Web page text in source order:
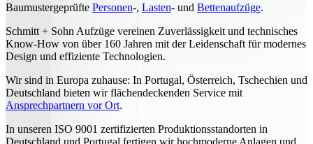
Baumustergeprüfte Personen-, Lasten- und Bettenaufzüge.
Schmitt + Sohn Aufzüge vereinen Zuverlässigkeit und technisches
Know-How von über 160 Jahren mit der Leidenschaft für modernes
Design und effiziente Technologien.
Wir sind in Europa zuhause: In Portugal, Österreich, Tschechien und
Deutschland bieten wir flächendeckenden Service mit
Ansprechpartnern vor Ort.
In unseren ISO 9001 zertifizierten Produktionsstandorten in
Deutschland und Portugal fertigen wir hochmoderne Anlagen und